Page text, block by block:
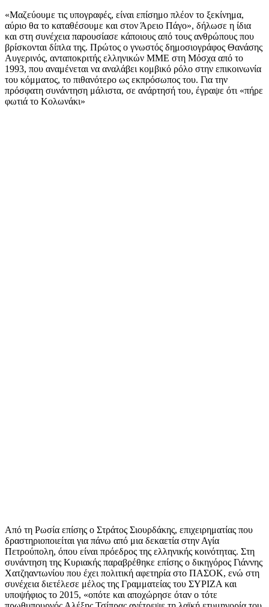
«Μαζεύουμε τις υπογραφές, είναι επίσημο πλέον το ξεκίνημα,
αύριο θα το καταθέσουμε και στον Άρειο Πάγο», δήλωσε η ίδια
και στη συνέχεια παρουσίασε κάποιους από τους ανθρώπους που
βρίσκονται δίπλα της. Πρώτος ο γνωστός δημοσιογράφος Θανάσης
Αυγερινός, ανταποκριτής ελληνικών ΜΜΕ στη Μόσχα από το
1993, που αναμένεται να αναλάβει κομβικό ρόλο στην επικοινωνία
του κόμματος, το πιθανότερο ως εκπρόσωπος του. Για την
πρόσφατη συνάντηση μάλιστα, σε ανάρτησή του, έγραψε ότι «πήρε
φωτιά το Κολωνάκι»
Από τη Ρωσία επίσης ο Στράτος Σιουρδάκης, επιχειρηματίας που
δραστηριοποιείται για πάνω από μια δεκαετία στην Αγία
Πετρούπολη, όπου είναι πρόεδρος της ελληνικής κοινότητας. Στη
συνάντηση της Κυριακής παραβρέθηκε επίσης ο δικηγόρος Γιάννης
Χατζηαντωνίου που έχει πολιτική αφετηρία στο ΠΑΣΟΚ, ενώ στη
συνέχεια διετέλεσε μέλος της Γραμματείας του ΣΥΡΙΖΑ και
υποψήφιος το 2015, «οπότε και αποχώρησε όταν ο τότε